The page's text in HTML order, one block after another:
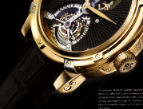
LOUIS MOINET